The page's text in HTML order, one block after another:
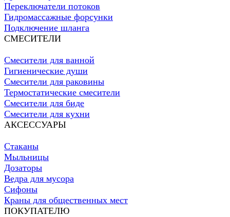
Переключатели потоков
Гидромассажные форсунки
Подключение шланга
СМЕСИТЕЛИ
Смесители для ванной
Гигиенические души
Смесители для раковины
Термостатические смесители
Смесители для биде
Смесители для кухни
АКСЕССУАРЫ
Стаканы
Мыльницы
Дозаторы
Ведра для мусора
Сифоны
Краны для общественных мест
ПОКУПАТЕЛЮ